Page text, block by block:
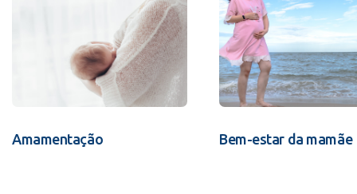
Amamentação Bem-estar da mamãe